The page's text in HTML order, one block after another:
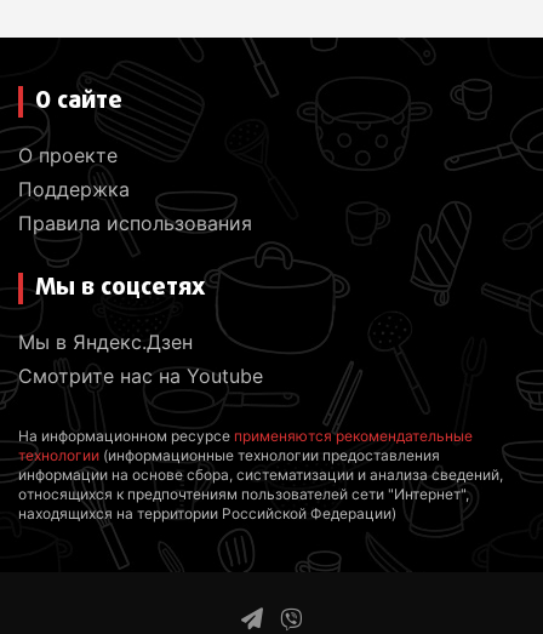
О сайте
О проекте
Поддержка
Правила использования
Мы в соцсетях
Мы в Яндекс.Дзен
Смотрите нас на Youtube
На информационном ресурсе применяются рекомендательные
технологии (информационные технологии предоставления
информации на основе сбора, систематизации и анализа сведений,
относящихся к предпочтениям пользователей сети "Интернет",
находящихся на территории Российской Федерации)